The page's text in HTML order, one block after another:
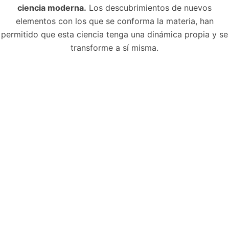
ciencia moderna. Los descubrimientos de nuevos
elementos con los que se conforma la materia, han
permitido que esta ciencia tenga una dinámica propia y se
transforme a sí misma.